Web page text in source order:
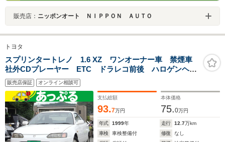
販売店： ニッポンオート ＮＩＰＰＯＮ ＡＵＴＯ
トヨタ
スプリンタートレノ 1.6 XZ ワンオーナー車 禁煙車
社外CDプレーヤー ETC ドラレコ前後 ハロゲンヘッ
ドライト 4速AT 2ドアクーペ 純正14インチAW 純
正マット
販売店保証 オンライン相談可
支払総額
93.7万円
本体価格
75.0万円
年式 1999年 走行 12.7万km
車検
車検整備付 修復
なし